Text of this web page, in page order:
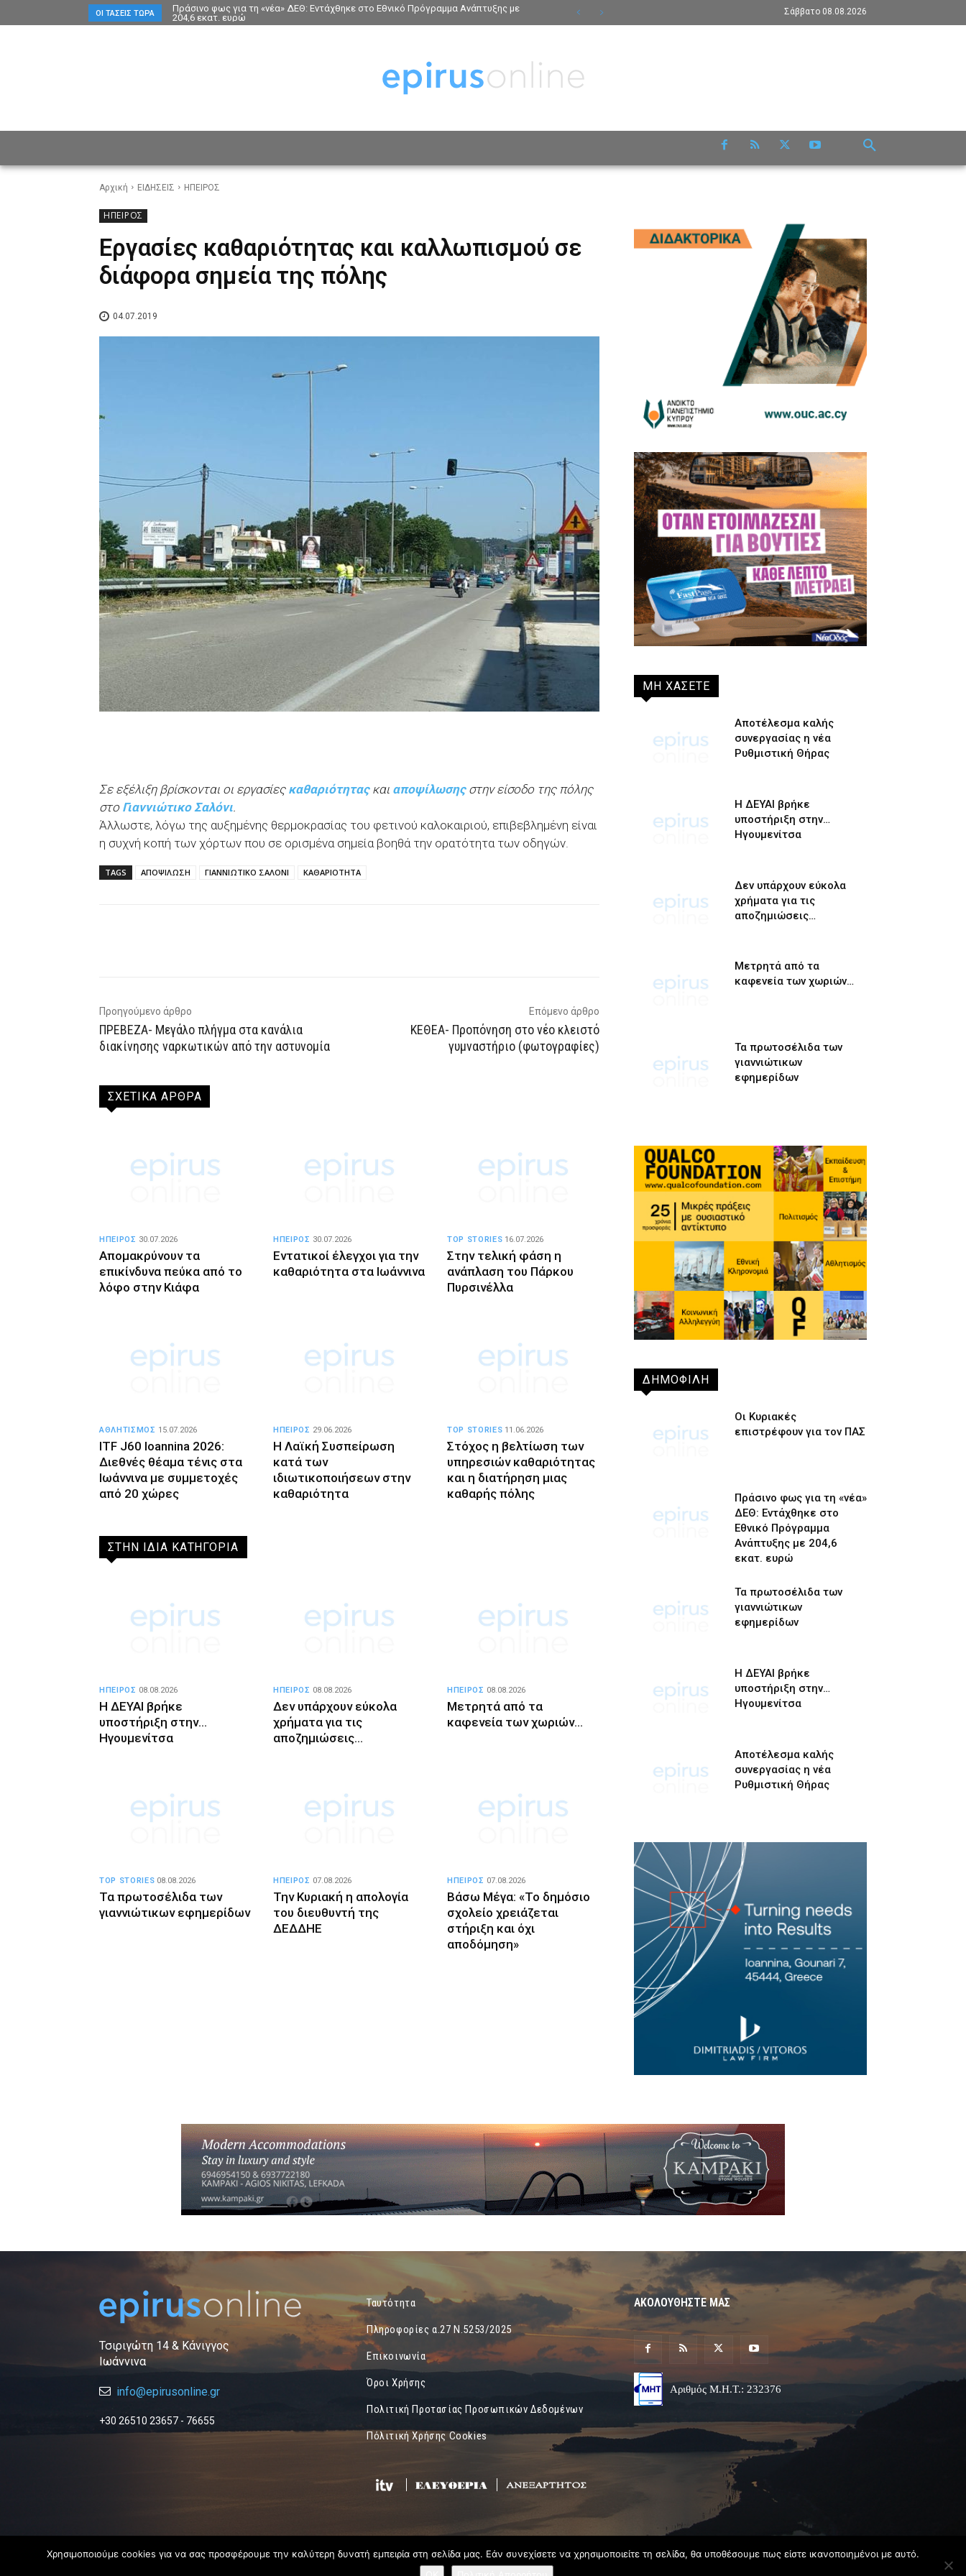
ΟΙ ΤΆΣΕΙΣ ΤΏΡΑ
Πράσινο φως για τη «νέα» ΔΕΘ: Εντάχθηκε στο Εθνικό Πρόγραμμα Ανάπτυξης με
204,6 εκατ. ευρώ
Σάββατο 08.08.2026
Αρχική ΕΙΔΗΣΕΙΣ ΗΠΕΙΡΟΣ
ΗΠΕΙΡΟΣ
Εργασίες καθαριότητας και καλλωπισμού σε
διάφορα σημεία της πόλης
04.07.2019
Σε εξέλιξη βρίσκονται οι εργασίες καθαριότηταςκαι αποψίλωσηςστην είσοδο της πόλης
στο Γιαννιώτικο Σαλόνι.
Άλλωστε, λόγω της αυξημένης θερμοκρασίας του φετινού καλοκαιριού, επιβεβλημένη είναι
η συχνή κοπή των χόρτων που σε ορισμένα σημεία βοηθά την ορατότητα των οδηγών.
TAGS ΑΠΟΨΙΛΩΣΗ ΓΙΑΝΝΙΩΤΙΚΟ ΣΑΛΟΝΙ ΚΑΘΑΡΙΟΤΗΤΑ
Προηγούμενο άρθρο
ΠΡΕΒΕΖΑ- Μεγάλο πλήγμα στα κανάλια
διακίνησης ναρκωτικών από την αστυνομία
Επόμενο άρθρο
ΚΕΘΕΑ- Προπόνηση στο νέο κλειστό
γυμναστήριο (φωτογραφίες)
ΣΧΕΤΙΚΑ ΑΡΘΡΑ
Απομακρύνουν τα
επικίνδυνα πεύκα από το
λόφο στην Κιάφα
ΗΠΕΙΡΟΣ 30.07.2026
Εντατικοί έλεγχοι για την
καθαριότητα στα Ιωάννινα
ΗΠΕΙΡΟΣ 30.07.2026
Στην τελική φάση η
ανάπλαση του Πάρκου
Πυρσινέλλα
TOP STORIES 16.07.2026
ITF J60 Ioannina 2026:
Διεθνές θέαμα τένις στα
Ιωάννινα με συμμετοχές
από 20 χώρες
ΑΘΛΗΤΙΣΜΟΣ 15.07.2026
Η Λαϊκή Συσπείρωση
κατά των
ιδιωτικοποιήσεων στην
καθαριότητα
ΗΠΕΙΡΟΣ 29.06.2026
Στόχος η βελτίωση των
υπηρεσιών καθαριότητας
και η διατήρηση μιας
καθαρής πόλης
TOP STORIES 11.06.2026
ΣΤΗΝ ΙΔΙΑ ΚΑΤΗΓΟΡΙΑ
Η ΔΕΥΑΙ βρήκε
υποστήριξη στην…
Ηγουμενίτσα
ΗΠΕΙΡΟΣ 08.08.2026
Δεν υπάρχουν εύκολα
χρήματα για τις
αποζημιώσεις…
ΗΠΕΙΡΟΣ 08.08.2026
Μετρητά από τα
καφενεία των χωριών…
ΗΠΕΙΡΟΣ 08.08.2026
Τα πρωτοσέλιδα των
γιαννιώτικων εφημερίδων
TOP STORIES 08.08.2026
Την Κυριακή η απολογία
του διευθυντή της
ΔΕΔΔΗΕ
ΗΠΕΙΡΟΣ 07.08.2026
Βάσω Μέγα: «Το δημόσιο
σχολείο χρειάζεται
στήριξη και όχι
αποδόμηση»
ΗΠΕΙΡΟΣ 07.08.2026
ΜΗ ΧΑΣΕΤΕ
Αποτέλεσμα καλής
συνεργασίας η νέα
Ρυθμιστική Θήρας
Η ΔΕΥΑΙ βρήκε
υποστήριξη στην…
Ηγουμενίτσα
Δεν υπάρχουν εύκολα
χρήματα για τις
αποζημιώσεις…
Μετρητά από τα
καφενεία των χωριών…
Τα πρωτοσέλιδα των
γιαννιώτικων
εφημερίδων
ΔΗΜΟΦΙΛΗ
Οι Κυριακές
επιστρέφουν για τον ΠΑΣ
Πράσινο φως για τη «νέα»
ΔΕΘ: Εντάχθηκε στο
Εθνικό Πρόγραμμα
Ανάπτυξης με 204,6
εκατ. ευρώ
Τα πρωτοσέλιδα των
γιαννιώτικων
εφημερίδων
Η ΔΕΥΑΙ βρήκε
υποστήριξη στην…
Ηγουμενίτσα
Αποτέλεσμα καλής
συνεργασίας η νέα
Ρυθμιστική Θήρας
Τσιριγώτη 14 & Κάνιγγος
Ιωάννινα
info@epirusonline.gr
+30 26510 23657 - 76655
Ταυτότητα
Πληροφορίες α.27 Ν.5253/2025
Επικοινωνία
Όροι Χρήσης
Πολιτική Προτασίας Προσωπικών Δεδομένων
Πόλιτική Χρήσης Cookies
ΑΚΟΛΟΥΘΗΣΤΕ ΜΑΣ
Αριθμός Μ.Η.Τ.: 232376
© 2019 Epirus Online Σχεδιασμός & ΑνάπτυξηAngelWeb
Χρησιμοποιούμε cookies για να σας προσφέρουμε την καλύτερη δυνατή εμπειρία στη σελίδα μας. Εάν συνεχίσετε να χρησιμοποιείτε τη σελίδα, θα υποθέσουμε πως είστε ικανοποιημένοι με αυτό.